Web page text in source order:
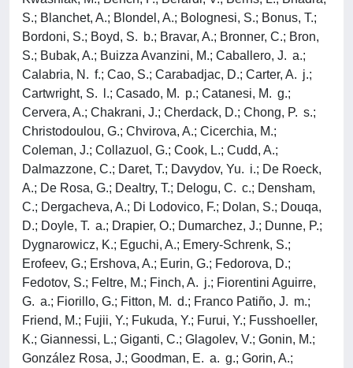
S.; Blanchet, A.; Blondel, A.; Bolognesi, S.; Bonus, T.;
Bordoni, S.; Boyd, S. b.; Bravar, A.; Bronner, C.; Bron,
S.; Bubak, A.; Buizza Avanzini, M.; Caballero, J. a.;
Calabria, N. f.; Cao, S.; Carabadjac, D.; Carter, A. j.;
Cartwright, S. l.; Casado, M. p.; Catanesi, M. g.;
Cervera, A.; Chakrani, J.; Cherdack, D.; Chong, P. s.;
Christodoulou, G.; Chvirova, A.; Cicerchia, M.;
Coleman, J.; Collazuol, G.; Cook, L.; Cudd, A.;
Dalmazzone, C.; Daret, T.; Davydov, Yu. i.; De Roeck,
A.; De Rosa, G.; Dealtry, T.; Delogu, C. c.; Densham,
C.; Dergacheva, A.; Di Lodovico, F.; Dolan, S.; Douqa,
D.; Doyle, T. a.; Drapier, O.; Dumarchez, J.; Dunne, P.;
Dygnarowicz, K.; Eguchi, A.; Emery-Schrenk, S.;
Erofeev, G.; Ershova, A.; Eurin, G.; Fedorova, D.;
Fedotov, S.; Feltre, M.; Finch, A. j.; Fiorentini Aguirre,
G. a.; Fiorillo, G.; Fitton, M. d.; Franco Patiño, J. m.;
Friend, M.; Fujii, Y.; Fukuda, Y.; Furui, Y.; Fusshoeller,
K.; Giannessi, L.; Giganti, C.; Glagolev, V.; Gonin, M.;
González Rosa, J.; Goodman, E. a. g.; Gorin, A.;